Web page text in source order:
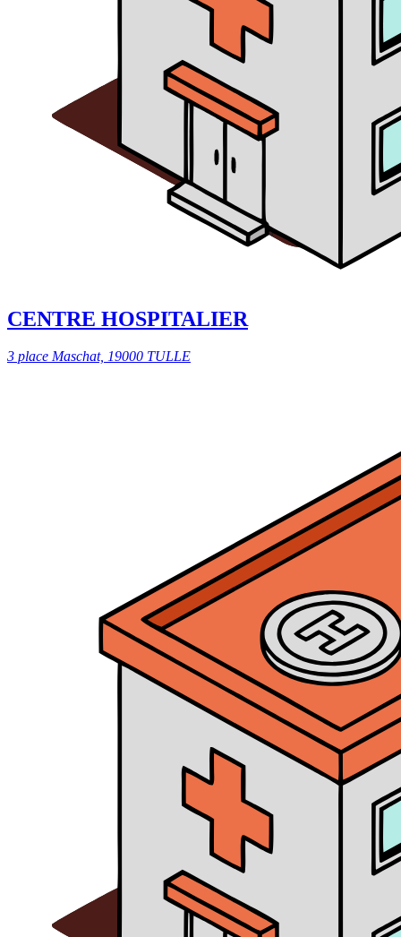
CENTRE HOSPITALIER
3 place Maschat, 19000 TULLE